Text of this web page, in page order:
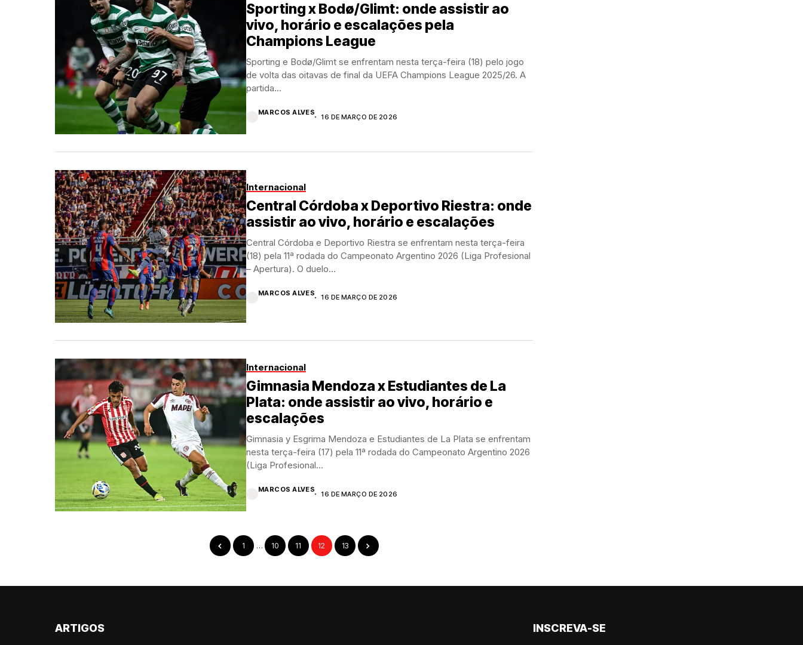
Sporting x Bodø/Glimt: onde assistir ao
vivo, horário e escalações pela
Champions League
Sporting e Bodø/Glimt se enfrentam nesta terça-feira (18) pelo jogo
de volta das oitavas de final da UEFA Champions League 2025/26. A
partida...
MARCOS ALVES
16 DE MARÇO DE 2026
Internacional
Central Córdoba x Deportivo Riestra: onde
assistir ao vivo, horário e escalações
Central Córdoba e Deportivo Riestra se enfrentam nesta terça-feira
(18) pela 11ª rodada do Campeonato Argentino 2026 (Liga Profesional
– Apertura). O duelo...
MARCOS ALVES
16 DE MARÇO DE 2026
Internacional
Gimnasia Mendoza x Estudiantes de La
Plata: onde assistir ao vivo, horário e
escalações
Gimnasia y Esgrima Mendoza e Estudiantes de La Plata se enfrentam
nesta terça-feira (17) pela 11ª rodada do Campeonato Argentino 2026
(Liga Profesional...
MARCOS ALVES
16 DE MARÇO DE 2026
1 … 10 11 12 13
ARTIGOS INSCREVA-SE